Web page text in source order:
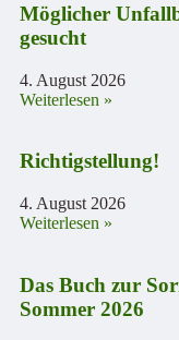
Möglicher
gesucht
4. August 2026
Weiterlesen »
Richtigstellung!
4. August 2026
Weiterlesen »
Das Buch zur
Sommer 2026